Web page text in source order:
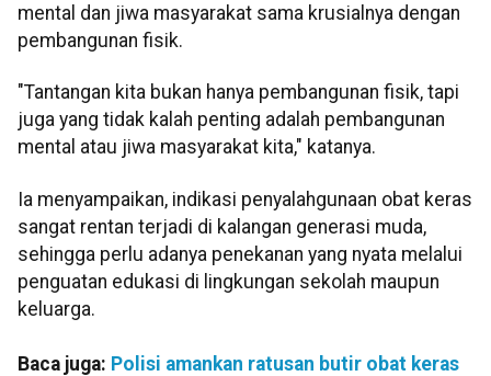
mental dan jiwa masyarakat sama krusialnya dengan
pembangunan fisik.
"Tantangan kita bukan hanya pembangunan fisik, tapi
juga yang tidak kalah penting adalah pembangunan
mental atau jiwa masyarakat kita," katanya.
Ia menyampaikan, indikasi penyalahgunaan obat keras
sangat rentan terjadi di kalangan generasi muda,
sehingga perlu adanya penekanan yang nyata melalui
penguatan edukasi di lingkungan sekolah maupun
keluarga.
Baca juga: Polisi amankan ratusan butir obat keras